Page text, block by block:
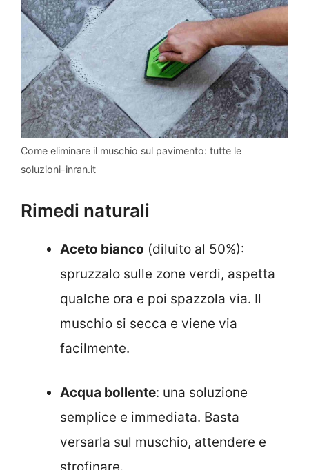
Come eliminare il muschio sul pavimento: tutte le
soluzioni-inran.it
Rimedi naturali
Aceto bianco (diluito al 50%):
spruzzalo sulle zone verdi, aspetta
qualche ora e poi spazzola via. Il
muschio si secca e viene via
facilmente.
Acqua bollente: una soluzione
semplice e immediata. Basta
versarla sul muschio, attendere e